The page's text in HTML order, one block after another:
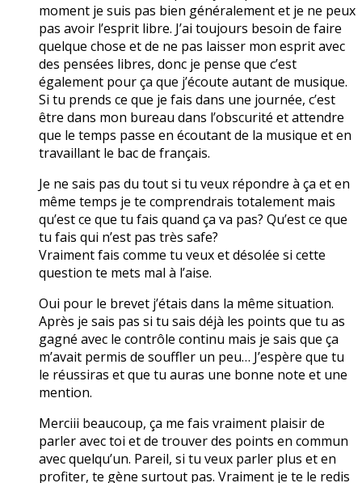
moment je suis pas bien généralement et je ne peux
pas avoir l’esprit libre. J’ai toujours besoin de faire
quelque chose et de ne pas laisser mon esprit avec
des pensées libres, donc je pense que c’est
également pour ça que j’écoute autant de musique.
Si tu prends ce que je fais dans une journée, c’est
être dans mon bureau dans l’obscurité et attendre
que le temps passe en écoutant de la musique et en
travaillant le bac de français.
Je ne sais pas du tout si tu veux répondre à ça et en
même temps je te comprendrais totalement mais
qu’est ce que tu fais quand ça va pas? Qu’est ce que
tu fais qui n’est pas très safe?
Vraiment fais comme tu veux et désolée si cette
question te mets mal à l’aise.
Oui pour le brevet j’étais dans la même situation.
Après je sais pas si tu sais déjà les points que tu as
gagné avec le contrôle continu mais je sais que ça
m’avait permis de souffler un peu… J’espère que tu
le réussiras et que tu auras une bonne note et une
mention.
Merciii beaucoup, ça me fais vraiment plaisir de
parler avec toi et de trouver des points en commun
avec quelqu’un. Pareil, si tu veux parler plus et en
profiter, te gène surtout pas. Vraiment je te le redis